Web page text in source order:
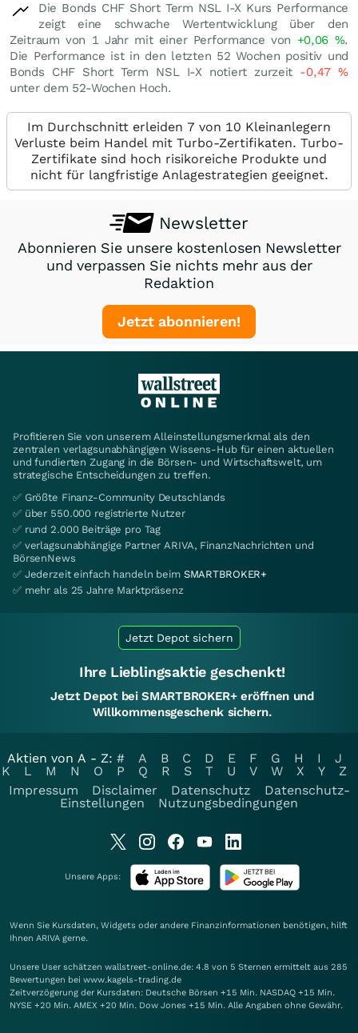
Die Bonds CHF Short Term NSL I-X Kurs Performance
zeigt eine schwache Wertentwicklung über den
Zeitraum von 1 Jahr mit einer Performance von +0,06 %.
Die Performance ist in den letzten 52 Wochen positiv und
Bonds CHF Short Term NSL I-X notiert zurzeit -0,47%
unter dem 52-Wochen Hoch.
Im Durchschnitt erleiden 7 von 10 Kleinanlegern
Verluste beim Handel mit Turbo-Zertifikaten. Turbo-
Zertifikate sind hoch risikoreiche Produkte und
nicht für langfristige Anlagestrategien geeignet.
Newsletter
Abonnieren Sie unsere kostenlosen Newsletter
und verpassen Sie nichts mehr aus der
Redaktion
Jetzt abonnieren!
Profitieren Sie von unserem Alleinstellungsmerkmal als den
zentralen verlagsunabhängigen Wissens-Hub für einen aktuellen
und fundierten Zugang in die Börsen- und Wirtschaftswelt, um
strategische Entscheidungen zu treffen.
✅ Größte Finanz-Community Deutschlands
✅ über 550.000 registrierte Nutzer
✅ rund 2.000 Beiträge pro Tag
✅ verlagsunabhängige Partner ARIVA, FinanzNachrichten und
BörsenNews
✅ Jederzeit einfach handeln beim SMARTBROKER+
✅ mehr als 25 Jahre Marktpräsenz
Jetzt Depot sichern
Ihre Lieblingsaktie geschenkt!
Jetzt Depot bei SMARTBROKER+ eröffnen und
Willkommensgeschenk sichern.
Aktien von A - Z: # A B C D E F G H I
J
K
L M N O P Q R S T U V W X Y
Z
Impressum
Disclaimer Datenschutz
Datenschutz-
Einstellungen
Nutzungsbedingungen
Unsere Apps:
Wenn Sie Kursdaten, Widgets oder andere Finanzinformationen benötigen, hilft
Ihnen ARIVA gerne.
Unsere User schätzen wallstreet-online.de: 4.8 von 5 Sternen ermittelt aus 285
Bewertungen bei www.kagels-trading.de
Zeitverzögerung der Kursdaten: Deutsche Börsen +15 Min. NASDAQ +15 Min.
NYSE +20 Min. AMEX +20 Min. Dow Jones +15 Min. Alle Angaben ohne Gewähr.